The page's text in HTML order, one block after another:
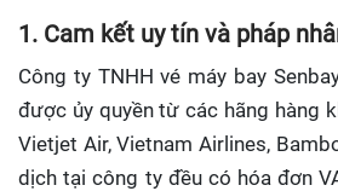
1. Cam kết uy tín và pháp
Công ty TNHH vé máy bay
được ủy quyền từ các hãng hàng
Vietjet Air, Vietnam Airlines,
dịch tại công ty đều có hóa đơn